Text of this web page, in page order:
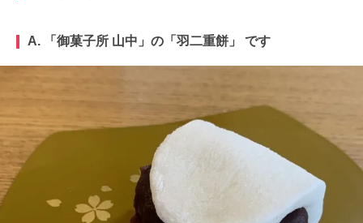
A. 「御菓子所 山中」の「羽二重餅」 です